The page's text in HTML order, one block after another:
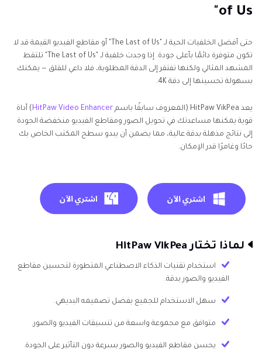
of Us"
حتى أفضل الخلفيات الحية لـ "The Last of Us" أو مقاطع الفيديو القيمة قد لا
تكون متوفرة دائمًا بأعلى جودة. إذا وجدت خلفية لـ "The Last of Us" تلتقط
المشهد المثالي ولكنها تفتقر إلى الدقة المطلوبة، فلا داعي للقلق — يمكنك
بسهولة تحسينها إلى دقة 4K.
يعد HitPaw VikPea (المعروف سابقًا باسم HitPaw Video Enhancer) أداة
قوية يمكنها مساعدتك في تحويل الصور ومقاطع الفيديو منخفضة الجودة
إلى نتائج مذهلة بدقة عالية، مما يضمن أن يبدو سطح المكتب الخاص بك
حادًا وغامرًا قدر الإمكان.
لماذا تختار HitPaw VikPea
استخدام تقنيات الذكاء الاصطناعي المتطورة لتحسين مقاطع
الفيديو والصور بدقة.
سهل الاستخدام للجميع بفضل تصميمه البديهي.
متوافق مع مجموعة واسعة من تنسيقات الفيديو والصور.
يحسن مقاطع الفيديو والصور بسرعة دون التأثير على الجودة.